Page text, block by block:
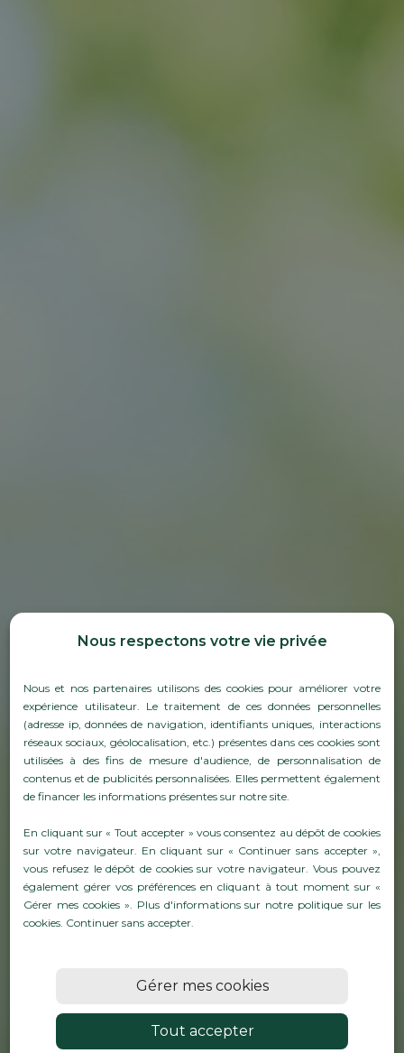
PRODUITS POUR
PROTÉGER VOS VIGNES :
SANTÉ VÉGÉTALE,
ENGRAIS ET SOLUTIONS
BIO
En savoirs plus
Nous respectons votre vie privée
Nous et nos partenaires utilisons des cookies pour améliorer votre
expérience utilisateur. Le traitement de ces données personnelles
(adresse ip, données de navigation, identifiants uniques, interactions
réseaux sociaux, géolocalisation, etc.) présentes dans ces cookies sont
utilisées à des fins de mesure d'audience, de personnalisation de
contenus et de publicités personnalisées. Elles permettent également
de financer les informations présentes sur notre site.
En cliquant sur « Tout accepter » vous consentez au dépôt de cookies
sur votre navigateur. En cliquant sur « Continuer sans accepter »,
vous refusez le dépôt de cookies sur votre navigateur. Vous pouvez
également gérer vos préférences en cliquant à tout moment sur «
Gérer mes cookies ». Plus d'informations sur notre politique sur les
cookies. Continuer sans accepter.
Gérer mes cookies
Tout accepter